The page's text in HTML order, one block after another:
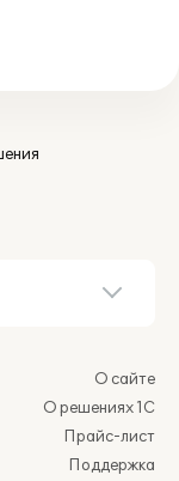
О сайте
О решениях 1С
Прайс-лист
Поддержка